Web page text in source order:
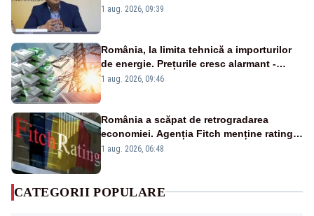
alertei energetice?
1 aug. 2026, 09:39
România, la limita tehnică a importurilor
de energie. Prețurile cresc alarmant -
Analiză Realitatea Plus
1 aug. 2026, 09:46
România a scăpat de retrogradarea
economiei. Agenția Fitch menține ratingul
„BBB-” cu perspectivă negativă
1 aug. 2026, 06:48
CATEGORII POPULARE